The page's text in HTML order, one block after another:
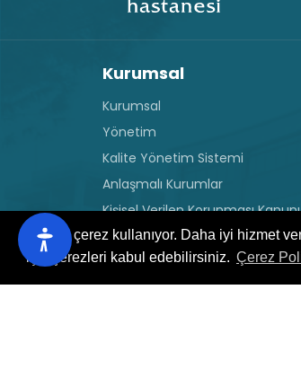
Bu site çerez kullanıyor. Daha iyi hizmet
için çerezleri kabul edebilirsiniz. Çerez
Kurumsal
Kurumsal
Yönetim
Kalite Yönetim Sistemi
Anlaşmalı Kurumlar
Kişisel Verilen Korunması
Çerez Politikası
Anka TV
Basında Anka